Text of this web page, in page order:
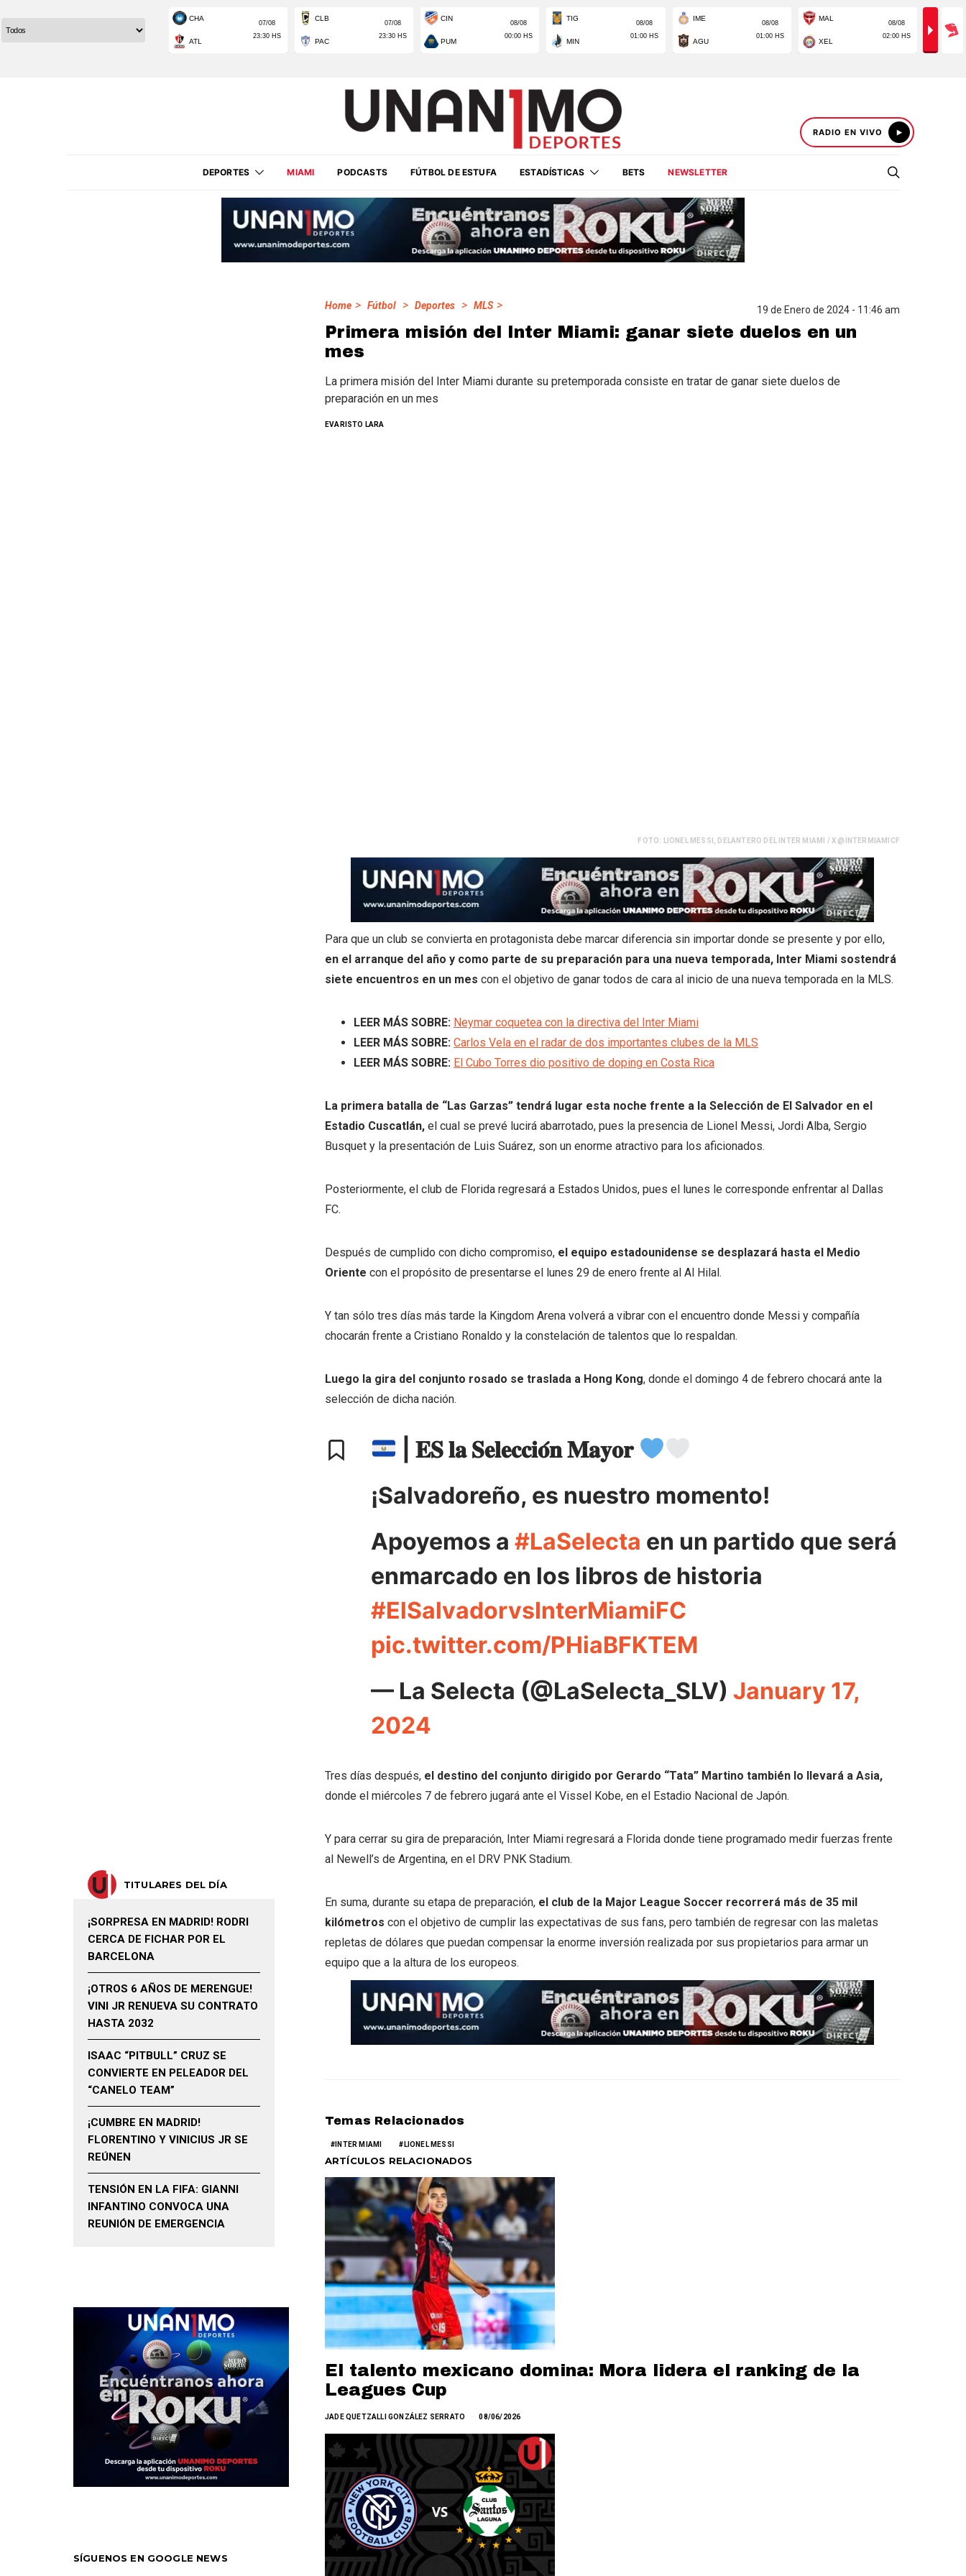
RADIO EN VIVO
DEPORTES MIAMI PODCASTS FÚTBOL DE ESTUFA ESTADÍSTICAS BETS NEWSLETTER
Home > Fútbol > Deportes > MLS > 19 de Enero de 2024 - 11:46 am
Primera misión del Inter Miami: ganar siete duelos en un
mes
La primera misión del Inter Miami durante su pretemporada consiste en tratar de ganar siete duelos de
preparación en un mes
EVARISTO LARA
FOTO: LIONEL MESSI, DELANTERO DEL INTER MIAMI / X @INTERMIAMICF
Para que un club se convierta en protagonista debe marcar diferencia sin importar donde se presente y por ello,
en el arranque del año y como parte de su preparación para una nueva temporada, Inter Miami sostendrá
siete encuentros en un mes con el objetivo de ganar todos de cara al inicio de una nueva temporada en la MLS.
LEER MÁS SOBRE: Neymar coquetea con la directiva del Inter Miami
LEER MÁS SOBRE: Carlos Vela en el radar de dos importantes clubes de la MLS
LEER MÁS SOBRE: El Cubo Torres dio positivo de doping en Costa Rica
La primera batalla de “Las Garzas” tendrá lugar esta noche frente a la Selección de El Salvador en el
Estadio Cuscatlán, el cual se prevé lucirá abarrotado, pues la presencia de Lionel Messi, Jordi Alba, Sergio
Busquet y la presentación de Luis Suárez, son un enorme atractivo para los aficionados.
Posteriormente, el club de Florida regresará a Estados Unidos, pues el lunes le corresponde enfrentar al Dallas
FC.
Después de cumplido con dicho compromiso, el equipo estadounidense se desplazará hasta el Medio
Oriente con el propósito de presentarse el lunes 29 de enero frente al Al Hilal.
Y tan sólo tres días más tarde la Kingdom Arena volverá a vibrar con el encuentro donde Messi y compañía
chocarán frente a Cristiano Ronaldo y la constelación de talentos que lo respaldan.
Luego la gira del conjunto rosado se traslada a Hong Kong, donde el domingo 4 de febrero chocará ante la
selección de dicha nación.
| 𝐄𝐒 𝐥𝐚 𝐒𝐞𝐥𝐞𝐜𝐜𝐢𝐨́𝐧 𝐌𝐚𝐲𝐨𝐫
¡Salvadoreño, es nuestro momento!
Apoyemos a #LaSelecta en un partido que será
enmarcado en los libros de historia
#ElSalvadorvsInterMiamiFC
pic.twitter.com/PHiaBFKTEM
— La Selecta (@LaSelecta_SLV) January 17,
2024
Tres días después, el destino del conjunto dirigido por Gerardo “Tata” Martino también lo llevará a Asia,
donde el miércoles 7 de febrero jugará ante el Vissel Kobe, en el Estadio Nacional de Japón.
Y para cerrar su gira de preparación, Inter Miami regresará a Florida donde tiene programado medir fuerzas frente
al Newell’s de Argentina, en el DRV PNK Stadium.
En suma, durante su etapa de preparación, el club de la Major League Soccer recorrerá más de 35 mil
kilómetros con el objetivo de cumplir las expectativas de sus fans, pero también de regresar con las maletas
repletas de dólares que puedan compensar la enorme inversión realizada por sus propietarios para armar un
equipo que a la altura de los europeos.
Temas Relacionados
INTER MIAMI LIONEL MESSI
ARTÍCULOS RELACIONADOS
El talento mexicano domina: Mora lidera el ranking de la
Leagues Cup
JADE QUETZALLI GONZÁLEZ SERRATO 08/06/2026
TITULARES DEL DÍA
¡SORPRESA EN MADRID! RODRI
CERCA DE FICHAR POR EL
BARCELONA
¡OTROS 6 AÑOS DE MERENGUE!
VINI JR RENUEVA SU CONTRATO
HASTA 2032
ISAAC “PITBULL” CRUZ SE
CONVIERTE EN PELEADOR DEL
“CANELO TEAM”
¡CUMBRE EN MADRID!
FLORENTINO Y VINICIUS JR SE
REÚNEN
TENSIÓN EN LA FIFA: GIANNI
INFANTINO CONVOCA UNA
REUNIÓN DE EMERGENCIA
SÍGUENOS EN GOOGLE NEWS